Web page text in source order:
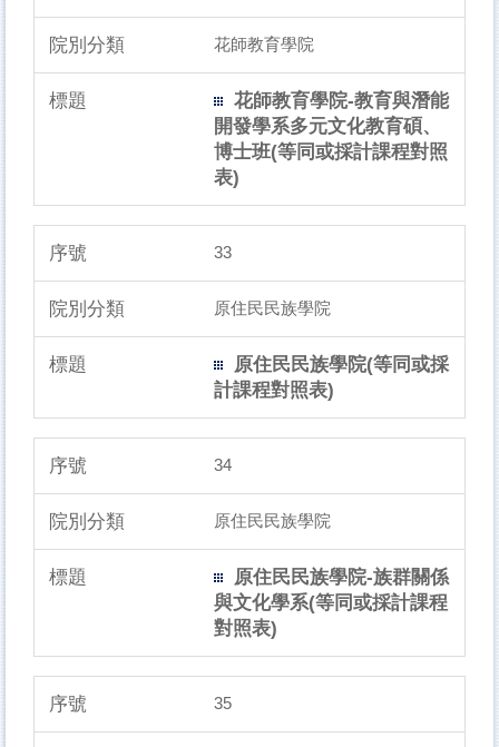
花師教育學院
花師教育學院-教育與潛能
開發學系多元文化教育碩、
博士班(等同或採計課程對照
表)
33
原住民民族學院
原住民民族學院(等同或採
計課程對照表)
34
原住民民族學院
原住民民族學院-族群關係
與文化學系(等同或採計課程
對照表)
35